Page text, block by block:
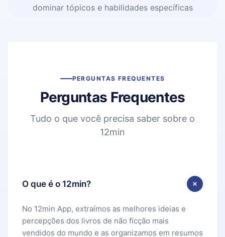
dominar tópicos e habilidades específicas
PERGUNTAS FREQUENTES
Perguntas Frequentes
Tudo o que você precisa saber sobre o
12min
O que é o 12min?
No 12min App, extraímos as melhores ideias e
percepções dos livros de não ficção mais
vendidos do mundo e as organizamos em resumos